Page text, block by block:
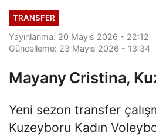
TRANSFER
Yayınlanma: 20 Mayıs 2026 - 22:12
Güncelleme: 23 Mayıs 2026 - 13:34
Mayany Cristina,
Yeni sezon transfer
Kuzeyboru Kadın